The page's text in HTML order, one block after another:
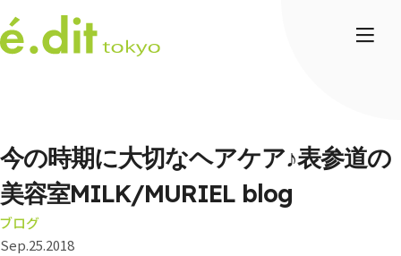
今の時期に大切なヘアケア♪表参道の
美容室MILK/MURIEL blog
ブログ
Sep.25.2018